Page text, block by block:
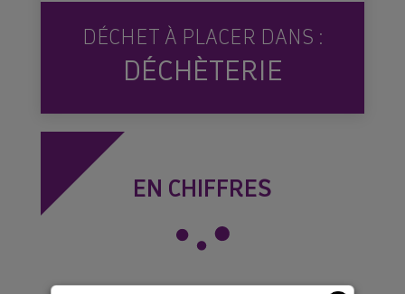
DÉCHET À PLACER DANS :
DÉCHÈTERIE
EN CHIFFRES